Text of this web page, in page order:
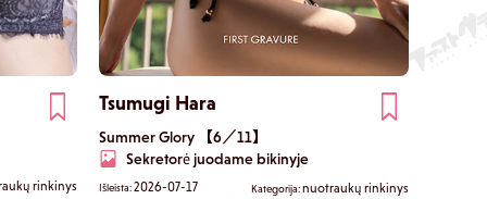
rinkinys
Tsumugi Hara
Summer Glory 【6／11】
Sekretorė juodame bikinyje
Išleista:2026-07-17 Kategorija:nuotraukų rinkinys